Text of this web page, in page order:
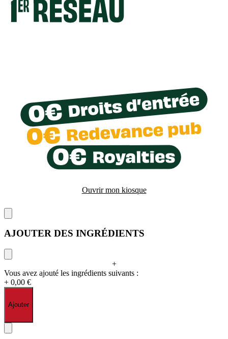
Ouvrir mon kiosque
AJOUTER DES INGRÉDIENTS
+
Vous avez ajouté les ingrédients suivants :
+ 0,00 €
Ajouter